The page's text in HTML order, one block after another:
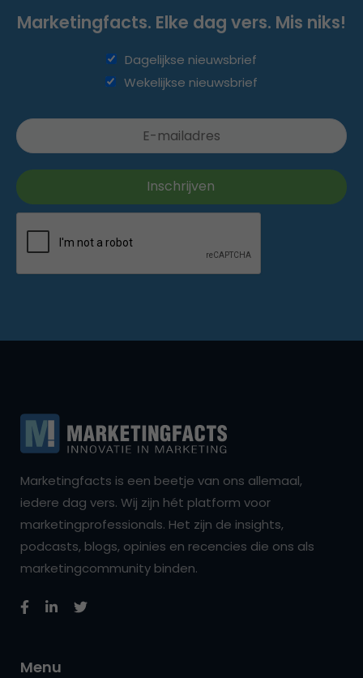
Marketingfacts. Elke dag vers. Mis niks!
Dagelijkse nieuwsbrief
Wekelijkse nieuwsbrief
Marketingfacts is een beetje van ons allemaal,
iedere dag vers. Wij zijn hét platform voor
marketingprofessionals. Het zijn de insights,
podcasts, blogs, opinies en recencies die ons als
marketingcommunity binden.
Menu